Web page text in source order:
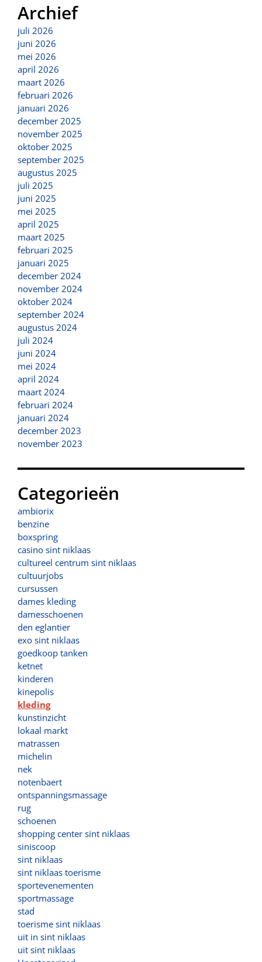
Archief
juli 2026
juni 2026
mei 2026
april 2026
maart 2026
februari 2026
januari 2026
december 2025
november 2025
oktober 2025
september 2025
augustus 2025
juli 2025
juni 2025
mei 2025
april 2025
maart 2025
februari 2025
januari 2025
december 2024
november 2024
oktober 2024
september 2024
augustus 2024
juli 2024
juni 2024
mei 2024
april 2024
maart 2024
februari 2024
januari 2024
december 2023
november 2023
Categorieën
ambiorix
benzine
boxspring
casino sint niklaas
cultureel centrum sint niklaas
cultuurjobs
cursussen
dames kleding
damesschoenen
den eglantier
exo sint niklaas
goedkoop tanken
ketnet
kinderen
kinepolis
kleding
kunstinzicht
lokaal markt
matrassen
michelin
nek
notenbaert
ontspanningsmassage
rug
schoenen
shopping center sint niklaas
siniscoop
sint niklaas
sint niklaas toerisme
sportevenementen
sportmassage
stad
toerisme sint niklaas
uit in sint niklaas
uit sint niklaas